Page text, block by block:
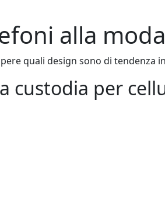
alla
quali design sono di tendenza
custodia per